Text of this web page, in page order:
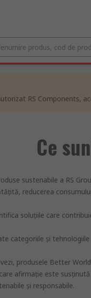
RS Components,
Ce
sustenabile a RS
reducerea
soluţiile care
categoriile și
produsele Better
afirmaţie este
şi responsabile.